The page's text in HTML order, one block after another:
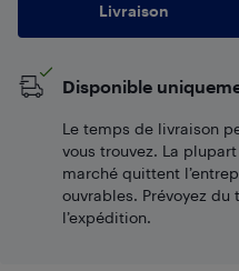
Livraison
Disponible
Le temps de livraison
vous trouvez. La
marché quittent
ouvrables. Prévoyez
l’expédition.